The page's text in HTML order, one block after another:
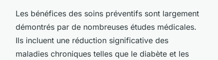
Les bénéfices des soins préventifs sont largement
démontrés par de nombreuses études médicales.
Ils incluent une réduction significative des
maladies chroniques telles que le diabète et les